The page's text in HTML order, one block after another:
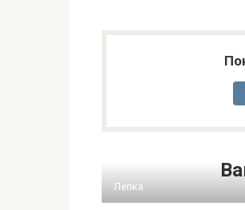
Лепка